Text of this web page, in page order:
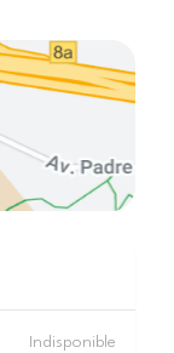
Indisponible